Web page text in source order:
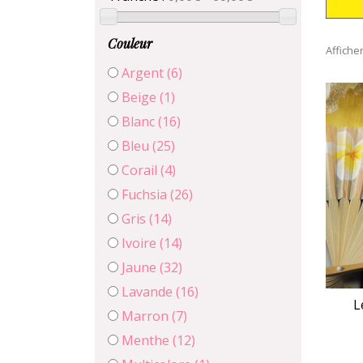
Couleur
Argent(6)
Beige (1)
Blanc(16)
Bleu (25)
Corail (4)
Fuchsia (26)
Gris (14)
Ivoire (14)
Jaune (32)
Lavande (16)
Marron (7)
Menthe (12)
Afficher